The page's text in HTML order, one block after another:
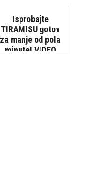
recept! [VIDEO]
Isprobajte
TIRAMISU gotov
za manje od pola
minute! VIDEO